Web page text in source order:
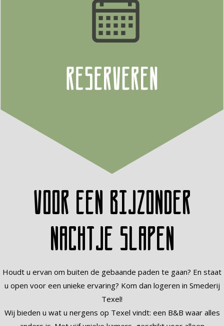
Voor een bijzonder
nachtje slapen
Houdt u ervan om buiten de gebaande paden te gaan? En staat
u open voor een unieke ervaring? Kom dan logeren in Smederij
Texel!
Wij bieden u wat u nergens op Texel vindt: een B&B waar alles